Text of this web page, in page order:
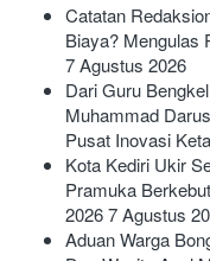
Catatan
Biaya? Mengulas
7 Agustus 2026
Dari Guru
Muhammad
Pusat Inovasi
Kota Kediri Ukir
Pramuka
20267 Agustus
Aduan Warga